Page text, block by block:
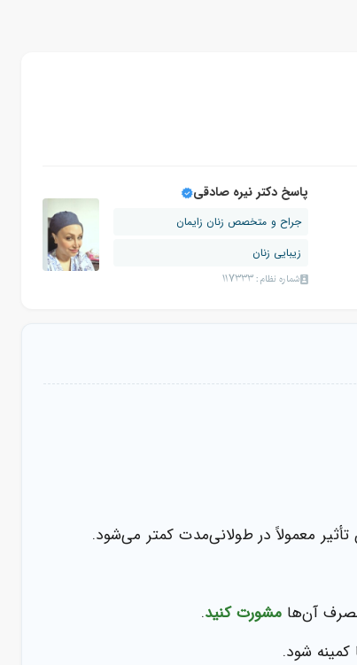
پاسخ دکتر نیره صادقی
جراح و متخصص زنان زایمان
زیبایی زنان
شماره نظام: 117333
معمولاً در طولانی‌مدت کمتر می‌شود.
مصرف آن‌ها مشورت کنید.
کمینه شود.